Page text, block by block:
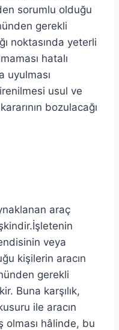
sorumlu olduğu
gerekli
noktasında yeterli
hatalı
uyulması
usul ve
bozulacağı
araç
veya
kişilerin aracın
gerekli
Buna karşılık,
ile aracın
olması hâlinde, bu